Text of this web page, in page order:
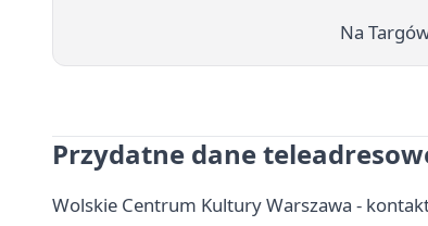
Na
Przydatne dane
Wolskie Centrum Kultury Warszawa -